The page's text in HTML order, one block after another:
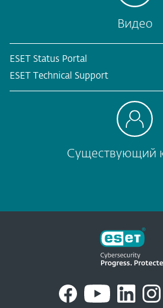
Видео
ESET Status Portal
ESET Technical Support
Существующий